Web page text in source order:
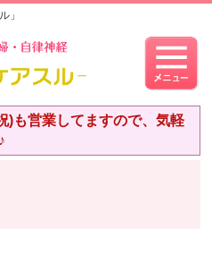
」
)も営業してますので、気軽